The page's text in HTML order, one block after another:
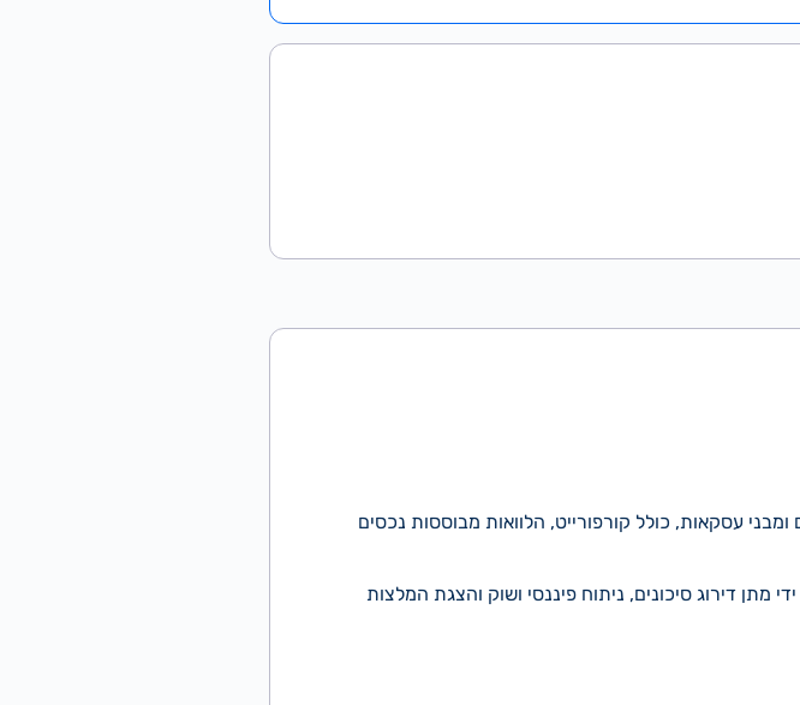
עסקאות, כולל קורפורייט, הלוואות מבוססות נכסים
דירוג סיכונים, ניתוח פיננסי ושוק והצגת המלצות